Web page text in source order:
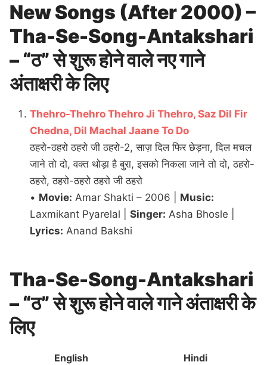
New Songs (After 2000) –
Tha-Se-Song-Antakshari
– “ठ” से शुरू होने वाले नए गाने
अंताक्षरी के लिए
Thehro-Thehro Thehro Ji Thehro, Saz Dil Fir
Chedna, Dil Machal Jaane To Do
ठहरो-ठहरो ठहरो जी ठहरो-2, साज़ दिल फिर छेड़ना, दिल मचल
जाने तो दो, वक्त थोड़ा है बुरा, इसको निकला जाने तो दो, ठहरो-
ठहरो, ठहरो-ठहरो ठहरो जी ठहरो
• Movie: Amar Shakti – 2006 | Music:
Laxmikant Pyarelal | Singer: Asha Bhosle |
Lyrics: Anand Bakshi
Tha-Se-Song-Antakshari
– “ठ” से शुरू होने वाले गाने अंताक्षरी के
लिए
English Hindi